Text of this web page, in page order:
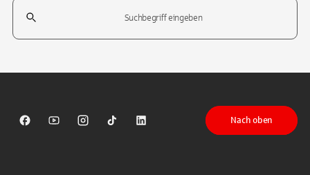
Suchfeld
Sparkasse auf Facebook
Sparkasse auf Youtube
Sparkasse auf Instagram
Sparkasse auf TikTok
Sparkasse auf LinkedIn
Nach oben